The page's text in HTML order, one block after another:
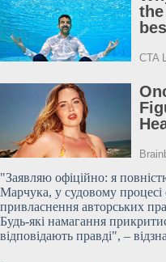
"Заявляю офіційно: я
Марчука, у судовому процесі
привласнення авторських
Будь-які намагання
відповідають правді", –